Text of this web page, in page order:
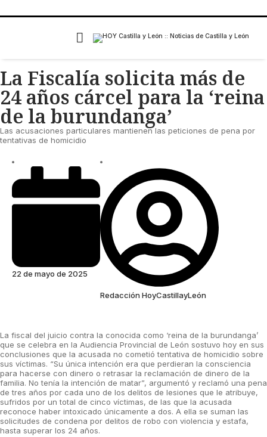
La Fiscalía solicita más de
24 años cárcel para la ‘reina
de la burundanga’
Las acusaciones particulares mantienen las peticiones de pena por
tentativas de homicidio
22 de mayo de 2025
Redacción HoyCastillayLeón
La fiscal del juicio contra la conocida como ‘reina de la burundanga’
que se celebra en la Audiencia Provincial de León sostuvo hoy en sus
conclusiones que la acusada no cometió tentativa de homicidio sobre
sus víctimas. “Su única intención era que perdieran la consciencia
para hacerse con dinero o retrasar la reclamación de dinero de la
familia. No tenía la intención de matar”, argumentó y reclamó una pena
de tres años por cada uno de los delitos de lesiones que le atribuye,
sufridos por un total de cinco víctimas, de las que la acusada
reconoce haber intoxicado únicamente a dos. A ella se suman las
solicitudes de condena por delitos de robo con violencia y estafa,
hasta superar los 24 años.